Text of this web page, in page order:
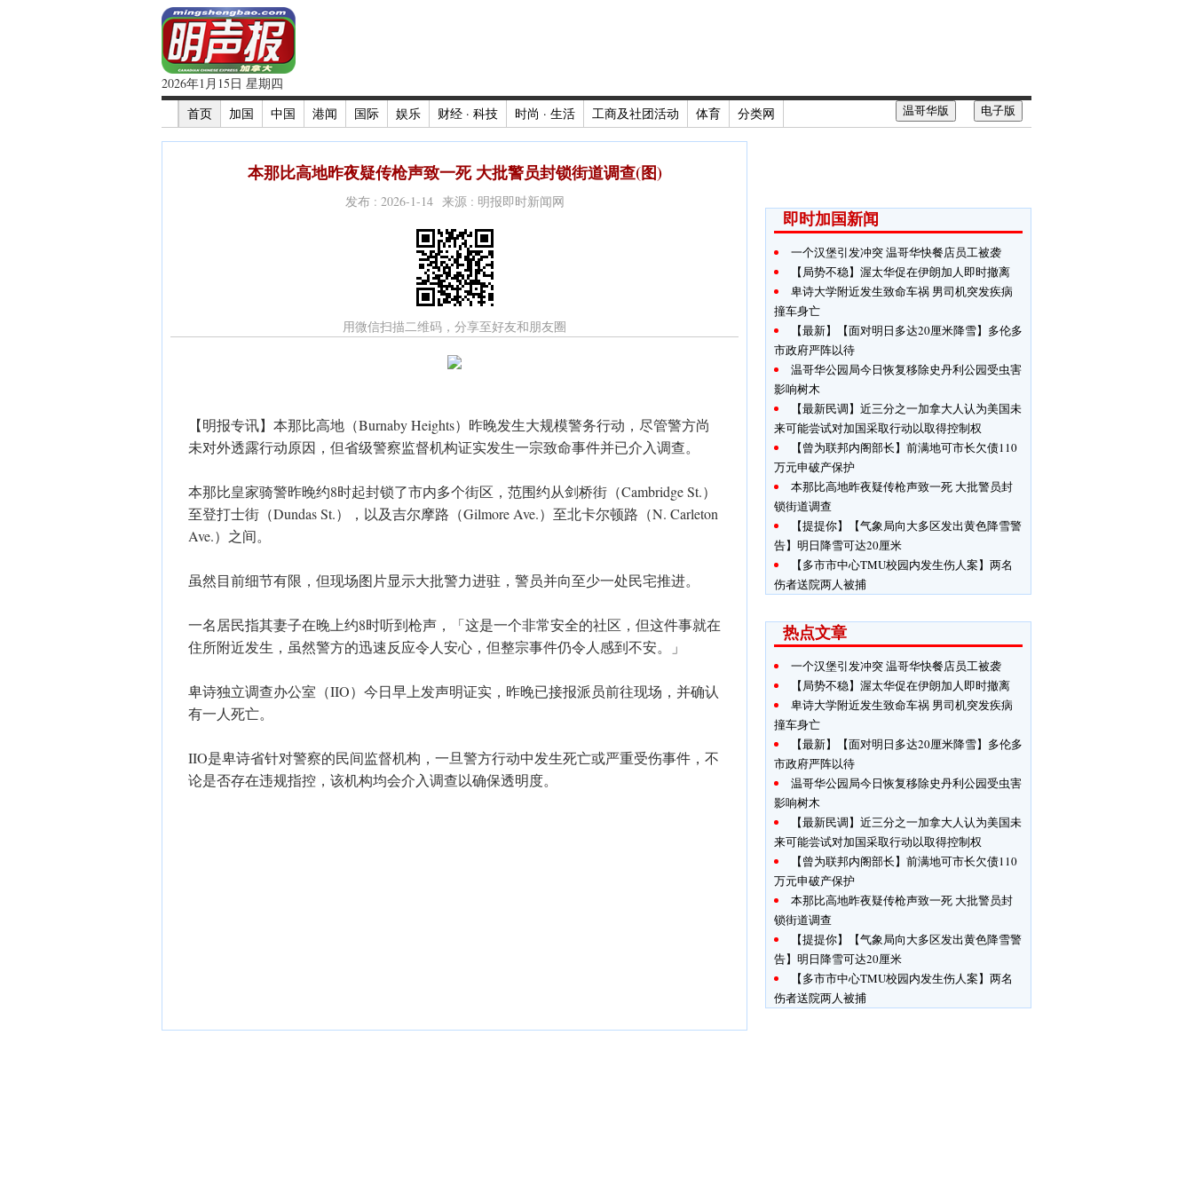
2026年1月15日 星期四
首页
加国 中国 港闻 国际 娱乐 财经 · 科技 时尚 · 生活 工商及社团活动 体育 分类网 电子版
温哥华版
本那比高地昨夜疑传枪声致一死 大批警员封锁街道调查(图)
发布 : 2026-1-14 来源 : 明报即时新闻网
用微信扫描二维码，分享至好友和朋友圈
【明报专讯】本那比高地（Burnaby Heights）昨晚发生大规模警务行动，尽管警方尚
未对外透露行动原因，但省级警察监督机构证实发生一宗致命事件并已介入调查。
本那比皇家骑警昨晚约8时起封锁了市内多个街区，范围约从剑桥街（Cambridge St.）
至登打士街（Dundas St.），以及吉尔摩路（Gilmore Ave.）至北卡尔顿路（N. Carleton
Ave.）之间。
虽然目前细节有限，但现场图片显示大批警力进驻，警员并向至少一处民宅推进。
一名居民指其妻子在晚上约8时听到枪声，「这是一个非常安全的社区，但这件事就在
住所附近发生，虽然警方的迅速反应令人安心，但整宗事件仍令人感到不安。」
卑诗独立调查办公室（IIO）今日早上发声明证实，昨晚已接报派员前往现场，并确认
有一人死亡。
IIO是卑诗省针对警察的民间监督机构，一旦警方行动中发生死亡或严重受伤事件，不
论是否存在违规指控，该机构均会介入调查以确保透明度。
即时加国新闻
一个汉堡引发冲突 温哥华快餐店员工被袭
【局势不稳】渥太华促在伊朗加人即时撤离
卑诗大学附近发生致命车祸 男司机突发疾病
撞车身亡
【最新】【面对明日多达20厘米降雪】多伦多
市政府严阵以待
温哥华公园局今日恢复移除史丹利公园受虫害
影响树木
【最新民调】近三分之一加拿大人认为美国未
来可能尝试对加国采取行动以取得控制权
【曾为联邦内阁部长】前满地可市长欠债110
万元申破产保护
本那比高地昨夜疑传枪声致一死 大批警员封
锁街道调查
【提提你】【气象局向大多区发出黄色降雪警
告】明日降雪可达20厘米
【多市市中心TMU校园内发生伤人案】两名
伤者送院两人被捕
热点文章
一个汉堡引发冲突 温哥华快餐店员工被袭
【局势不稳】渥太华促在伊朗加人即时撤离
卑诗大学附近发生致命车祸 男司机突发疾病
撞车身亡
【最新】【面对明日多达20厘米降雪】多伦多
市政府严阵以待
温哥华公园局今日恢复移除史丹利公园受虫害
影响树木
【最新民调】近三分之一加拿大人认为美国未
来可能尝试对加国采取行动以取得控制权
【曾为联邦内阁部长】前满地可市长欠债110
万元申破产保护
本那比高地昨夜疑传枪声致一死 大批警员封
锁街道调查
【提提你】【气象局向大多区发出黄色降雪警
告】明日降雪可达20厘米
【多市市中心TMU校园内发生伤人案】两名
伤者送院两人被捕